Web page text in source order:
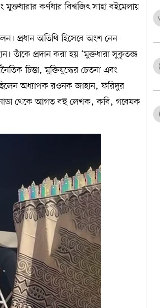
কর্ণধার বিশ্বজিৎ সাহা বইমেলায়
প্রধান অতিথি হিসেবে অংশ নেন
তাঁকে প্রদান করা হয় ‘মুক্তধারা সুকৃতজ্ঞ
চিন্তা, মুক্তিযুদ্ধের চেতনা এবং
ছিলেন অধ্যাপক রওনক জাহান, ফরিদুর
থেকে আগত বহু লেখক, কবি, গবেষক